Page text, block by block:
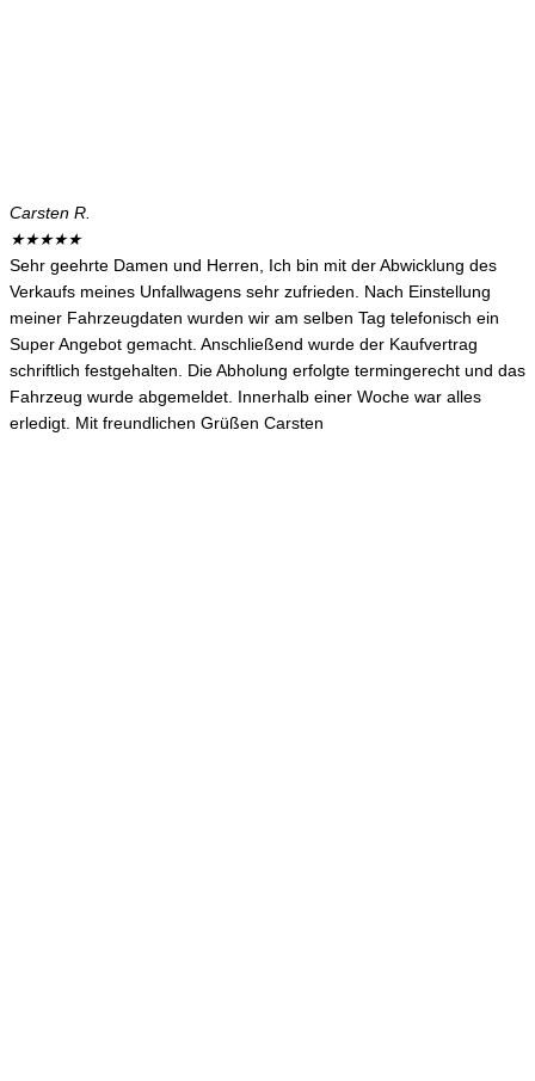
Carsten R.
★★★★★
Sehr geehrte Damen und Herren, Ich bin mit der Abwicklung des
Verkaufs meines Unfallwagens sehr zufrieden. Nach Einstellung
meiner Fahrzeugdaten wurden wir am selben Tag telefonisch ein
Super Angebot gemacht. Anschließend wurde der Kaufvertrag
schriftlich festgehalten. Die Abholung erfolgte termingerecht und das
Fahrzeug wurde abgemeldet. Innerhalb einer Woche war alles
erledigt. Mit freundlichen Grüßen Carsten